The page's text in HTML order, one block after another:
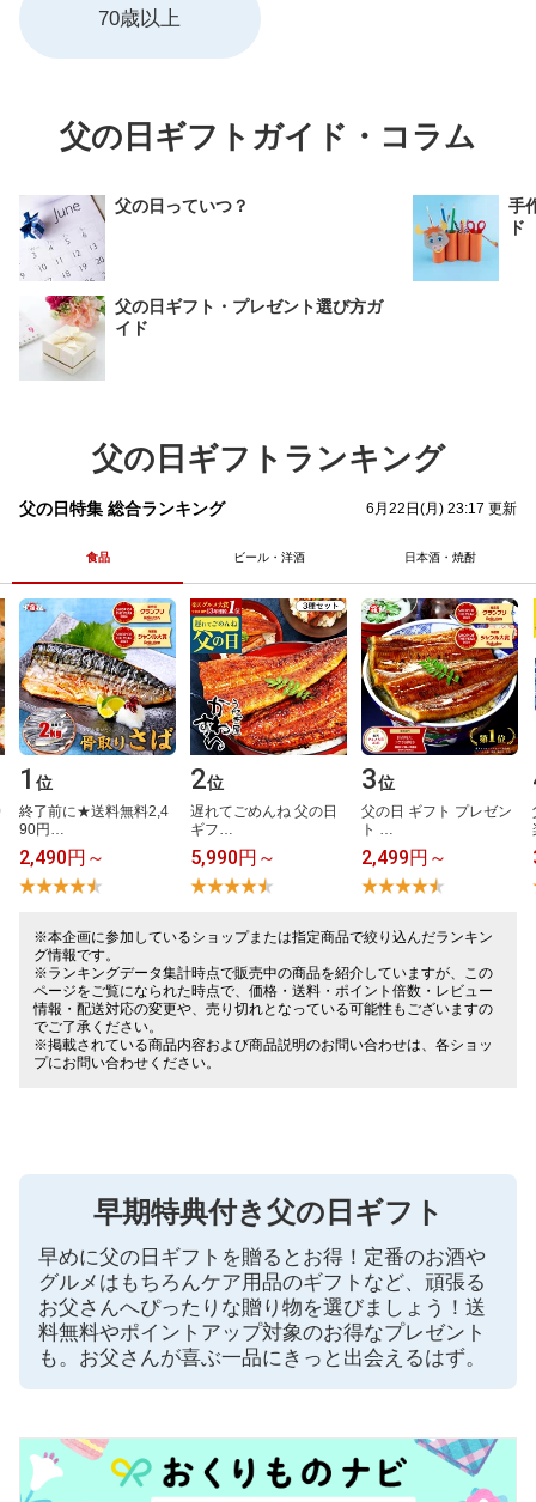
70歳以上
父の日ギフトガイド・コラム
父の日っていつ？
父の日ギフト・プレゼント選び方ガ
イド
手
ド
父の日ギフトランキング
父の日特集 総合ランキング 6月22日(月) 23:17 更新
食品 ビール・洋酒 日本酒・焼酎
1 位
終​了​前​に​★​送​料​無​料​2​,​4​
9​0​円​…
2,490円～
2位
遅​れ​て​ご​め​ん​ね​ ​父​の​日​ ​
ギ​フ​…
5,990円～
3位
父​の​日​ ​ギ​フ​ト​ ​プ​レ​ゼ​ン​
ト​ ​…
2,499円～
※本企画に参加しているショップまたは指定商品で絞り込んだランキン
グ情報です。
※ランキングデータ集計時点で販売中の商品を紹介していますが、この
ページをご覧になられた時点で、価格・送料・ポイント倍数・レビュー
情報・配送対応の変更や、売り切れとなっている可能性もございますの
でご了承ください。
※掲載されている商品内容および商品説明のお問い合わせは、各ショッ
プにお問い合わせください。
早期特典付き父の日ギフト
早めに父の日ギフトを贈るとお得！定番のお酒や
グルメはもちろんケア用品のギフトなど、頑張る
お父さんへぴったりな贈り物を選びましょう！送
料無料やポイントアップ対象のお得なプレゼント
も。お父さんが喜ぶ一品にきっと出会えるはず。